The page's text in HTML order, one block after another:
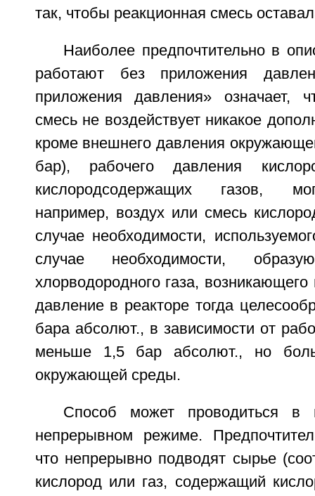
так, чтобы реакционная смесь
Наиболее предпочтительно в
работают без приложения
приложения давления» означает,
смесь не воздействует никакое
кроме внешнего давления
бар), рабочего давления
кислородсодержащих газов,
например, воздух или смесь
случае необходимости,
случае необходимости,
хлорводородного газа,
давление в реакторе тогда
бара абсолют., в зависимости от
меньше 1,5 бар абсолют., но
окружающей среды.
Способ может проводиться в
непрерывном режиме.
что непрерывно подводят сырье
кислород или газ, содержащий